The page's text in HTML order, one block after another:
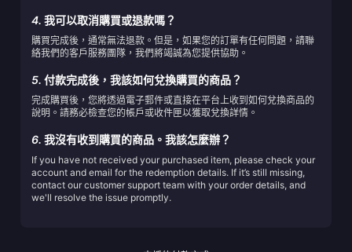
4. 我可以取消購買或退款嗎？
購買完成後，通常無法退款。但是，如果您的訂單有任何問題，請聯
絡我們的客戶服務團隊，我們將竭誠為您提供協助。
5. 付款完成後，我該如何兌換購買的商品？
完成購買後，您將透過電子郵件或直接在平台上收到如何兌換商品的
說明。請務必檢查您的帳戶或收件匣以獲取兌換詳情。
6. 我沒有收到購買的商品。我該怎麼辦？
If you have not received your purchased item, please check your
account and email for the redemption details. If it’s still missing,
contact our customer support team with your order details, and
we'll resolve the issue promptly.